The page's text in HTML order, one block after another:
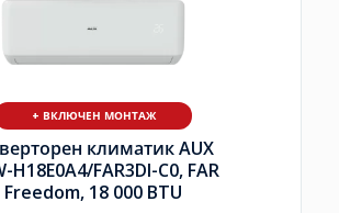
+ ВКЛЮЧЕН МОНТАЖ
климатик AUX
H18E0A4/FAR3DI-C0, FAR
Freedom, 18 000 BTU